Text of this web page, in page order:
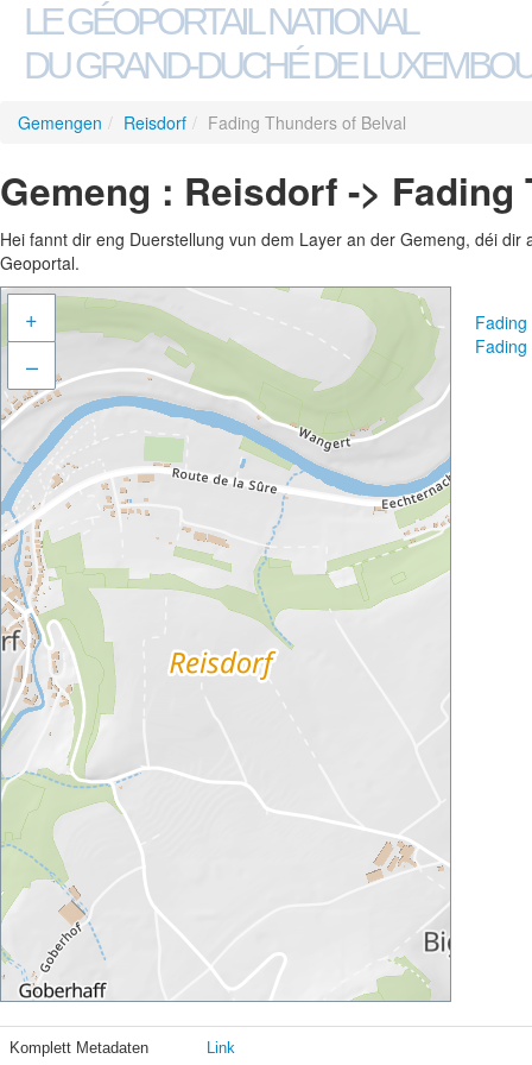
LE GÉOPORTAIL NATIONAL
DU GRAND-DUCHÉ DE
Gemengen / Reisdorf / Fading Thunders of Belval
Gemeng : Reisdorf ->
Hei fannt dir eng Duerstellung vun dem Layer an der Gemeng, déi
Geoportal.
+
–
Komplett Metadaten Link